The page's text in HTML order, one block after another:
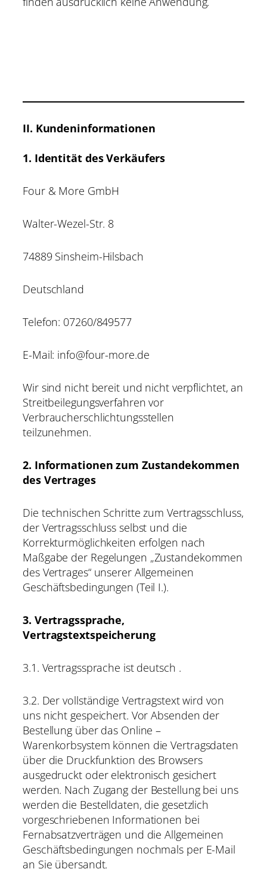
II. Kundeninformationen
1. Identität des Verkäufers
Four & More GmbH
Walter-Wezel-Str. 8
74889 Sinsheim-Hilsbach
Deutschland
Telefon: 07260/849577
E-Mail: info@four-more.de
Wir sind nicht bereit und nicht verpflichtet, an
Streitbeilegungsverfahren vor
Verbraucherschlichtungsstellen
teilzunehmen.
2. Informationen zum Zustandekommen
des Vertrages
Die technischen Schritte zum Vertragsschluss,
der Vertragsschluss selbst und die
Korrekturmöglichkeiten erfolgen nach
Maßgabe der Regelungen „Zustandekommen
des Vertrages“ unserer Allgemeinen
Geschäftsbedingungen (Teil I.).
3. Vertragssprache,
Vertragstextspeicherung
3.1. Vertragssprache ist deutsch .
3.2. Der vollständige Vertragstext wird von
uns nicht gespeichert. Vor Absenden der
Bestellung über das Online –
Warenkorbsystem können die Vertragsdaten
über die Druckfunktion des Browsers
ausgedruckt oder elektronisch gesichert
werden. Nach Zugang der Bestellung bei uns
werden die Bestelldaten, die gesetzlich
vorgeschriebenen Informationen bei
Fernabsatzverträgen und die Allgemeinen
Geschäftsbedingungen nochmals per E-Mail
an Sie übersandt.